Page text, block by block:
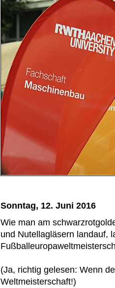
Sonntag, 12. Juni 2016
Wie man am
und Nutellagläsern landauf,
(Ja, richtig gelesen: Wenn
Weltmeisterschaft!)